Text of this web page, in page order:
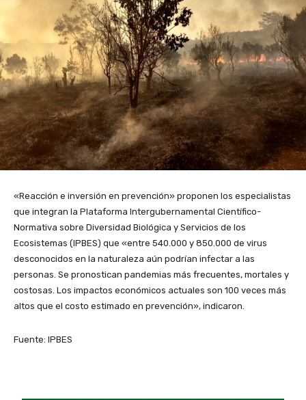
«Reacción e inversión en prevención» proponen los especialistas
que integran la Plataforma Intergubernamental Científico-
Normativa sobre Diversidad Biológica y Servicios de los
Ecosistemas (IPBES) que «entre 540.000 y 850.000 de virus
desconocidos en la naturaleza aún podrían infectar a las
personas. Se pronostican pandemias más frecuentes, mortales y
costosas. Los impactos económicos actuales son 100 veces más
altos que el costo estimado en prevención», indicaron.
Fuente: IPBES